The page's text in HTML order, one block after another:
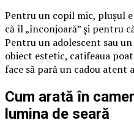
Pentru un copil mic, plușul
că îl „înconjoară” și pentru
Pentru un adolescent sau
obiect estetic, catifeaua
face să pară un cadou atent
Cum arată în
lumina de seară